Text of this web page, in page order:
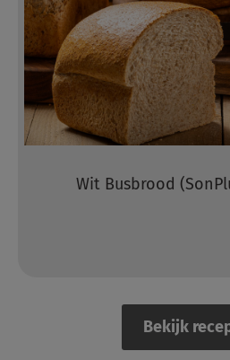
Wit Busbrood
Bekijk